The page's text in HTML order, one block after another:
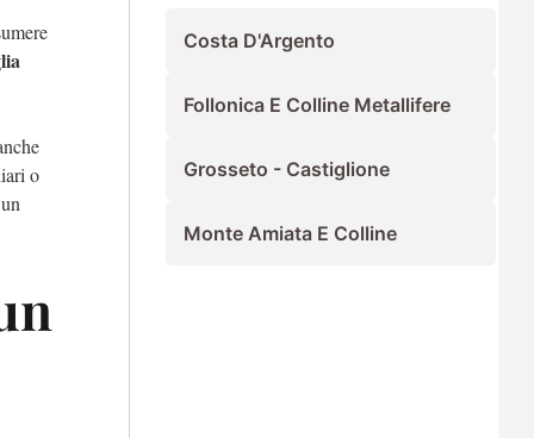
o
Costa D'Argento
Follonica E Colline Metallifere
Grosseto - Castiglione
Monte Amiata E Colline